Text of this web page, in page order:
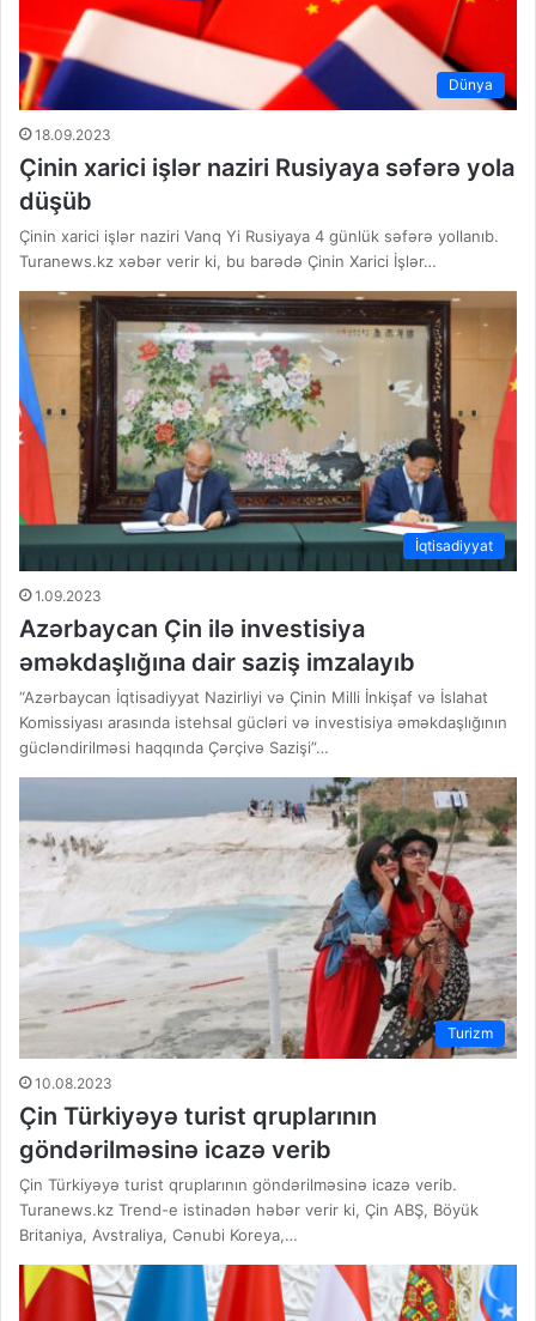
Dünya
18.09.2023
Çinin xarici işlər naziri Rusiyaya səfərə yola
düşüb
Çinin xarici işlər naziri Vanq Yi Rusiyaya 4 günlük səfərə yollanıb.
Turanews.kz xəbər verir ki, bu barədə Çinin Xarici İşlər…
İqtisadiyyat
1.09.2023
Azərbaycan Çin ilə investisiya
əməkdaşlığına dair saziş imzalayıb
“Azərbaycan İqtisadiyyat Nazirliyi və Çinin Milli İnkişaf və İslahat
Komissiyası arasında istehsal gücləri və investisiya əməkdaşlığının
gücləndirilməsi haqqında Çərçivə Sazişi”…
Turizm
10.08.2023
Çin Türkiyəyə turist qruplarının
göndərilməsinə icazə verib
Çin Türkiyəyə turist qruplarının göndərilməsinə icazə verib.
Turanews.kz Trend-e istinadən həbər verir ki, Çin ABŞ, Böyük
Britaniya, Avstraliya, Cənubi Koreya,…